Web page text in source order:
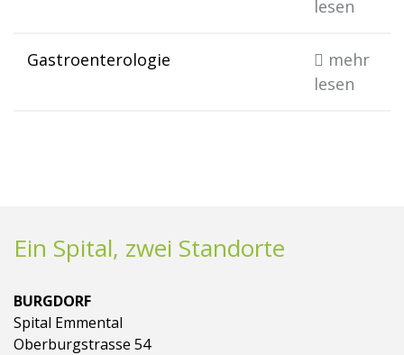
lesen
Gastroenterologie
mehr
lesen
Ein Spital, zwei Standorte
BURGDORF
Spital Emmental
Oberburgstrasse 54